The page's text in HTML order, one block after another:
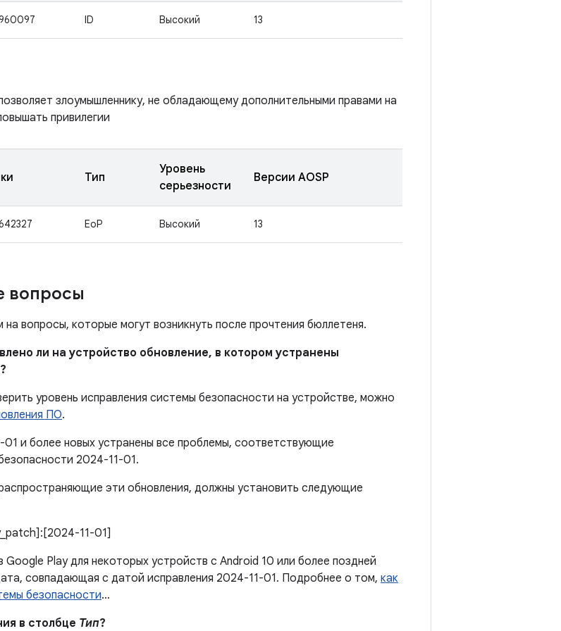
ID Высокий 13
злоумышленнику, не обладающему дополнительными правами на
привилегии
Тип
Уровень
серьезности
Версии AOSP
EoP Высокий 13
вопросы
вопросы, которые могут возникнуть после прочтения бюллетеня.
ли на устройство обновление, в котором устранены
уровень исправления системы безопасности на устройстве, можно
ПО.
01 и более новых устранены все проблемы, соответствующие
2024-11-01.
эти обновления, должны установить следующие
11-01]
Play для некоторых устройств с Android 10 или более поздней
совпадающая с датой исправления 2024-11-01. Подробнее о том, как
безопасности…
в столбце Тип?